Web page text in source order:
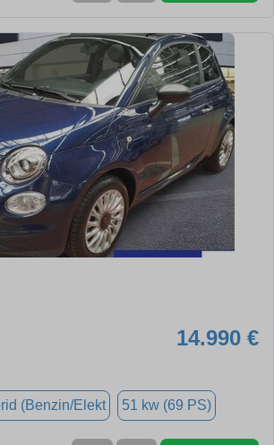
14.990 €
(Benzin/Elekt 51 kw (69 PS)